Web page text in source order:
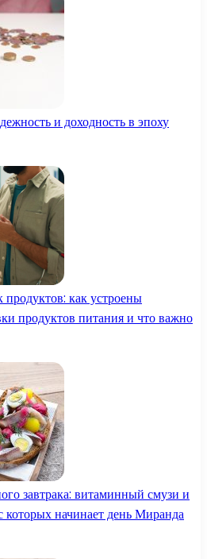
и доходность в эпоху
как устроены
продуктов питания и что важно
завтрака: витаминный смузи и
которых начинает день Миранда